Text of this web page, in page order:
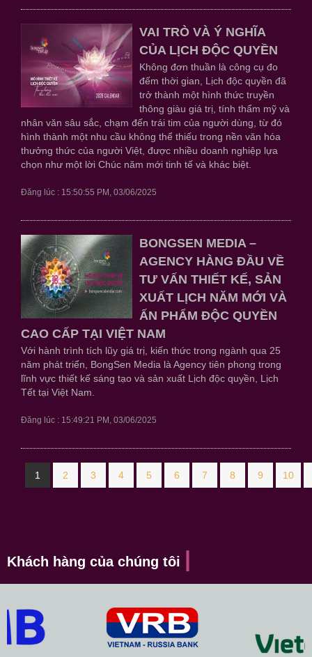
VAI TRÒ VÀ Ý NGHĨA
CỦA LỊCH ĐỘC QUYỀN
Không đơn thuần là công cụ đo
đếm thời gian, Lịch độc quyền đã
trở thành một hình thức truyền
thông giàu giá trị, tính thẩm mỹ và
nhân văn sâu sắc, chạm đến trái tim của người dùng, từ đó
hình thành một nhu cầu không thể thiếu trong nền văn hóa
thưởng thức của người Việt, được nhiều doanh nghiệp lựa
chọn như một lời Chúc năm mới tinh tế và khác biệt.
Đăng lúc : 15:50:55 PM, 03/06/2025
BONGSEN MEDIA –
AGENCY HÀNG ĐẦU VỀ
TƯ VẤN THIẾT KẾ, SẢN
XUẤT LỊCH NĂM MỚI VÀ
ẤN PHẨM ĐỘC QUYỀN
CAO CẤP TẠI VIỆT NAM
Với hành trình tích lũy giá trị, kiến thức trong ngành qua 25
năm phát triển, BongSen Media là Agency tiên phong trong
lĩnh vực thiết kế sáng tạo và sản xuất Lịch độc quyền, Lịch
Tết tại Việt Nam.
Đăng lúc : 15:49:21 PM, 03/06/2025
1 2 3 4 5 6 7 8 9 10
Khách hàng của chúng tôi